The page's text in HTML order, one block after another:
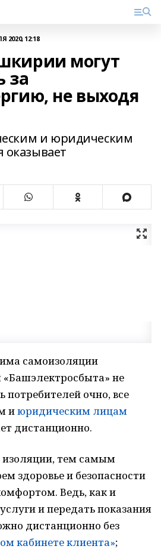
2020, 12:18
могут
за
не выходя
и юридическим
самоизоляции
не
потребителей очно, все
июридическим лицам
дистанционно.
тем самым
здоровье и безопасности
Ведь, как и
и передать показания
дистанционно без
кабинете клиента»;